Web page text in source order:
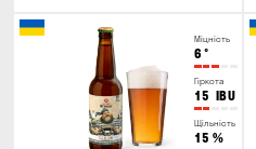
Міцність
6 °
Гіркота
15 IBU
Щільність
15 %